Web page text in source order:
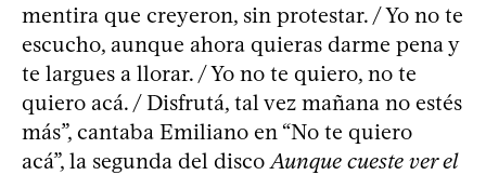
mentira que creyeron, sin protestar. / Yo no te
escucho, aunque ahora quieras darme pena y
te largues a llorar. / Yo no te quiero, no te
quiero acá. / Disfrutá, tal vez mañana no estés
más”, cantaba Emiliano en “No te quiero
acá”, la segunda del disco Aunque cueste ver el